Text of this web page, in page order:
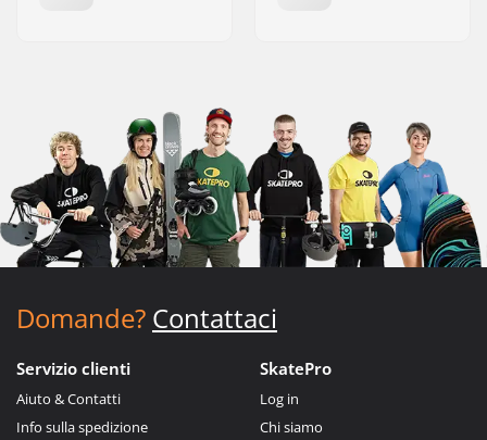
Domande? Contattaci
Servizio clienti
Aiuto & Contatti
Info sulla spedizione
SkatePro
Log in
Chi siamo